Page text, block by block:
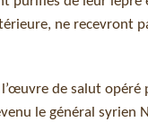
ne recevront
l’œuvre de salut opéré
le général syrien